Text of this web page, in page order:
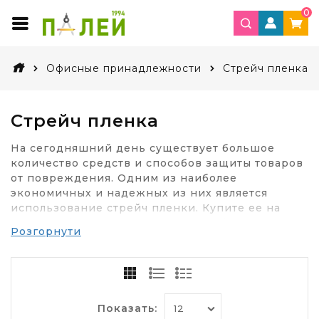
0
Офисные принадлежности Стрейч пленка
Стрейч пленка
На сегодняшний день существует большое
количество средств и способов защиты товаров
от повреждения. Одним из наиболее
экономичных и надежных из них является
использование стрейч пленки. Купите ее на
течение короткого времени мы доставим ее в
Преимущества
использования стрейч
Розгорнути
Показать: